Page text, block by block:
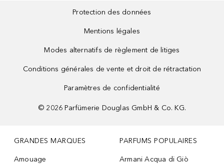
Protection des données
Mentions légales
Modes alternatifs de règlement de litiges
Conditions générales de vente et droit de rétractation
Paramètres de confidentialité
© 2026 Parfümerie Douglas GmbH & Co. KG.
GRANDES MARQUES
Amouage
PARFUMS POPULAIRES
Armani Acqua di Giò